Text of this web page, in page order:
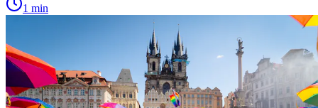
1 min